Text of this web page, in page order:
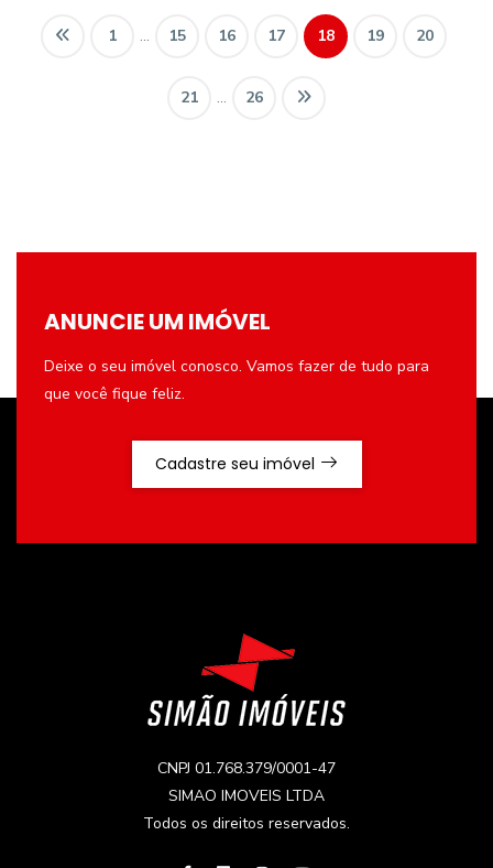
1 ... 15 16 17 18 19 20
21 ... 26
ANUNCIE UM IMÓVEL
Deixe o seu imóvel conosco. Vamos fazer de tudo para
que você fique feliz.
Cadastre seu imóvel
CNPJ 01.768.379/0001-47
SIMAO IMOVEIS LTDA
Todos os direitos reservados.